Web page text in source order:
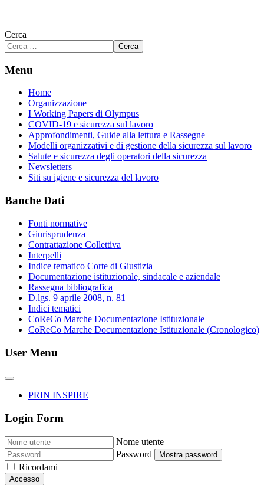
Cerca
Cerca
Menu
Home
Organizzazione
I Working Papers di Olympus
COVID-19 e sicurezza sul lavoro
Approfondimenti, Guide alla lettura e Rassegne
Modelli organizzativi e di gestione della sicurezza sul lavoro
Salute e sicurezza degli operatori della sicurezza
Newsletters
Siti su igiene e sicurezza del lavoro
Banche Dati
Fonti normative
Giurisprudenza
Contrattazione Collettiva
Interpelli
Indice tematico Corte di Giustizia
Documentazione istituzionale, sindacale e aziendale
Rassegna bibliografica
D.lgs. 9 aprile 2008, n. 81
Indici tematici
CoReCo Marche Documentazione Istituzionale
CoReCo Marche Documentazione Istituzionale (Cronologico)
User Menu
PRIN INSPIRE
Login Form
Nome utente
Password
Mostra password
Ricordami
Accesso